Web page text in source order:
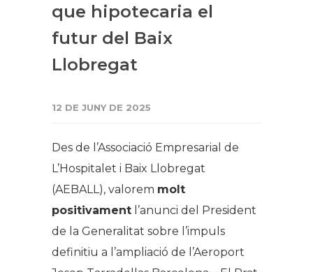
que hipotecaria el
futur del Baix
Llobregat
12 DE JUNY DE 2025
Des de l’Associació Empresarial de
L’Hospitalet i Baix Llobregat
(AEBALL), valorem molt
positivament l’anunci del President
de la Generalitat sobre l’impuls
definitiu a l’ampliació de l’Aeroport